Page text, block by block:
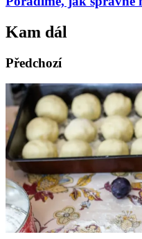
Kam dál
Předchozí